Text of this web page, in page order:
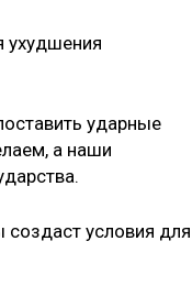
ухудшения
ударные
а наши
создаст условия для